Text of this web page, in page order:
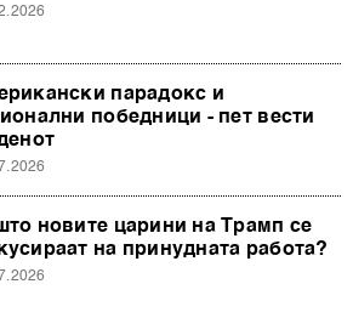
парадокс и
победници - пет вести
новите царини на Трамп се
на принудната работа?